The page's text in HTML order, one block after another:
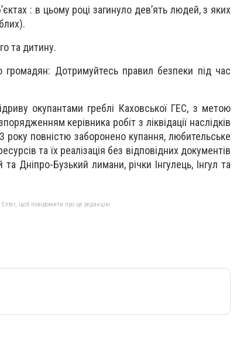
: в цьому році загинуло дев’ять людей, з яких
та дитину.
Дотримуйтесь правил безпеки під час
окупантами греблі Каховської ГЕС, з метою
керівника робіт з ліквідації наслідків
повністю заборонено купання, любительське
та їх реалізація без відповідних документів
Дніпро-Бузький лимани, річки Інгулець, Інгул та
щоб повідомити про це редакцію